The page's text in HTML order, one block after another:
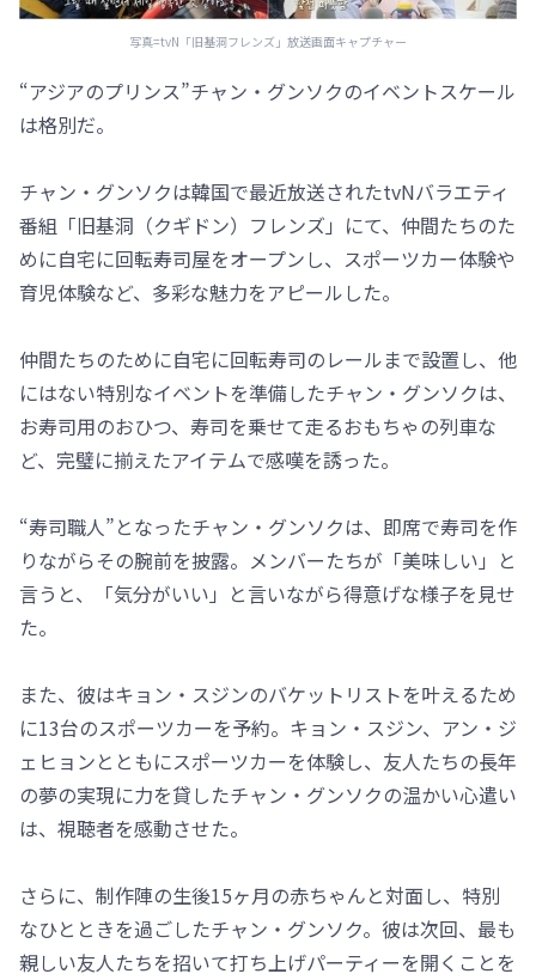
写真=tvN「旧基洞フレンズ」放送画面キャプチャー
“アジアのプリンス”チャン・グンソクのイベントスケール
は格別だ。
チャン・グンソクは韓国で最近放送されたtvNバラエティ
番組「旧基洞（クギドン）フレンズ」にて、仲間たちのた
めに自宅に回転寿司屋をオープンし、スポーツカー体験や
育児体験など、多彩な魅力をアピールした。
仲間たちのために自宅に回転寿司のレールまで設置し、他
にはない特別なイベントを準備したチャン・グンソクは、
お寿司用のおひつ、寿司を乗せて走るおもちゃの列車な
ど、完璧に揃えたアイテムで感嘆を誘った。
“寿司職人”となったチャン・グンソクは、即席で寿司を作
りながらその腕前を披露。メンバーたちが「美味しい」と
言うと、「気分がいい」と言いながら得意げな様子を見せ
た。
また、彼はキョン・スジンのバケットリストを叶えるため
に13台のスポーツカーを予約。キョン・スジン、アン・ジ
ェヒョンとともにスポーツカーを体験し、友人たちの長年
の夢の実現に力を貸したチャン・グンソクの温かい心遣い
は、視聴者を感動させた。
さらに、制作陣の生後15ヶ月の赤ちゃんと対面し、特別
なひとときを過ごしたチャン・グンソク。彼は次回、最も
親しい友人たちを招いて打ち上げパーティーを開くことを